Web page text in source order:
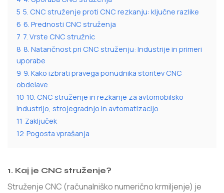
5 5. CNC struženje proti CNC rezkanju: ključne razlike
6 6. Prednosti CNC struženja
7 7. Vrste CNC stružnic
8 8. Natančnost pri CNC struženju: Industrije in primeri
uporabe
9 9. Kako izbrati pravega ponudnika storitev CNC
obdelave
10 10. CNC struženje in rezkanje za avtomobilsko
industrijo, strojegradnjo in avtomatizacijo
11 Zaključek
12 Pogosta vprašanja
1. Kaj je CNC struženje?
Struženje CNC (računalniško numerično krmiljenje) je